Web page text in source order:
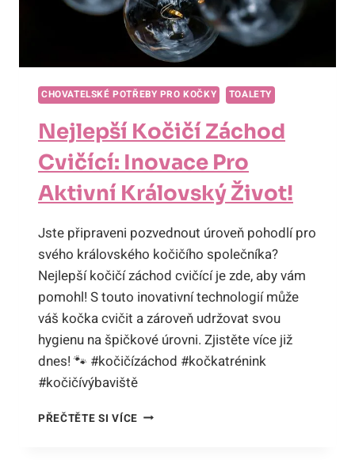
CHOVATELSKÉ POTŘEBY PRO KOČKY TOALETY
Nejlepší Kočičí Záchod
Cvičící: Inovace Pro
Aktivní Královský Život!
Jste připraveni pozvednout úroveň pohodlí pro
svého královského kočičího společníka?
Nejlepší kočičí záchod cvičící je zde, aby vám
pomohl! S touto inovativní technologií může
váš kočka cvičit a zároveň udržovat svou
hygienu na špičkové úrovni. Zjistěte více již
dnes! 🐾 #kočičízáchod #kočkatrénink
#kočičívýbaviště
PŘEČTĚTE SI VÍCENEJLEPŠÍ